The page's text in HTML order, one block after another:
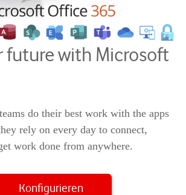
future with Microsoft
do their best work with the apps
rely on every day to connect,
work done from anywhere.
Konfigurieren